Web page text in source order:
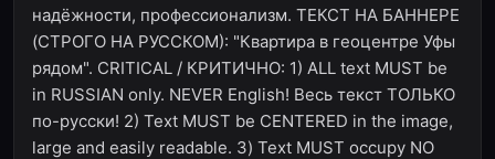
надёжности, профессионализм. ТЕКСТ НА БАННЕРЕ
(СТРОГО НА РУССКОМ): "Квартира в геоцентре Уфы
рядом". CRITICAL / КРИТИЧНО: 1) ALL text MUST be
in RUSSIAN only. NEVER English! Весь текст ТОЛЬКО
по-русски! 2) Text MUST be CENTERED in the image,
large and easily readable. 3) Text MUST occupy NO